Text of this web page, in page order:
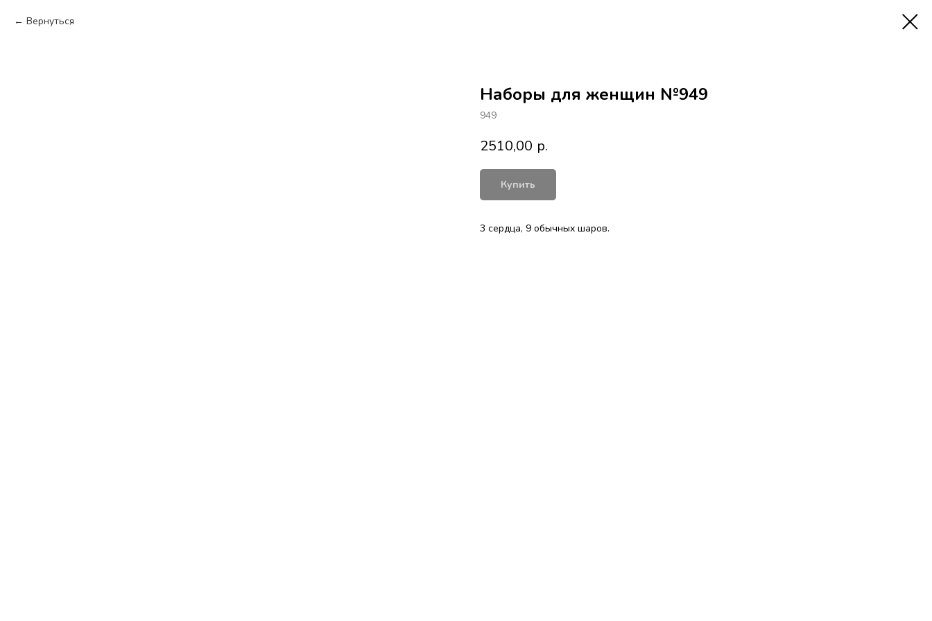
Вернуться
Наборы для женщин №949
949
2510,00 р.
Купить
3 сердца, 9 обычных шаров.